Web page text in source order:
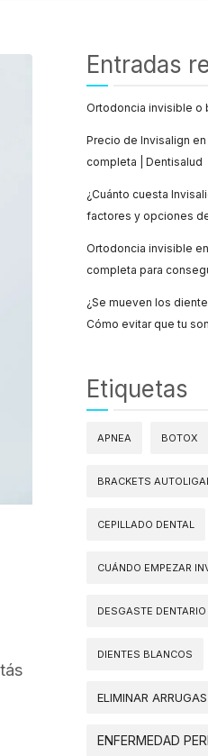
Entradas
Ortodoncia invisible o
Precio de Invisalign
completa | Dentisalud
¿Cuánto cuesta
factores y opciones
Ortodoncia invisible
completa para
¿Se mueven los
Cómo evitar que tu
Etiquetas
APNEA BOTOX
BRACKETS
CEPILLADO DENTAL
CUÁNDO EMPEZAR
DESGASTE DENTARIO
DIENTES BLANCOS
ELIMINAR ARRUGAS
ENFERMEDAD